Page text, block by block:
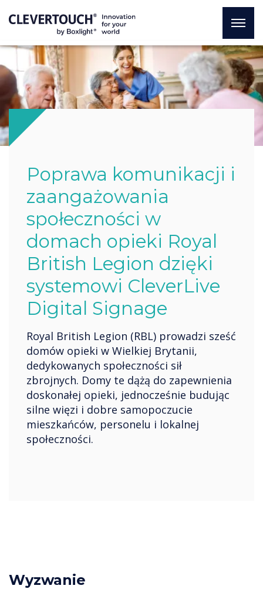
Poprawa komunikacji i
zaangażowania
społeczności w
domach opieki Royal
British Legion dzięki
systemowi CleverLive
Digital Signage
Royal British Legion (RBL) prowadzi sześć
domów opieki w Wielkiej Brytanii,
dedykowanych społeczności sił
zbrojnych. Domy te dążą do zapewnienia
doskonałej opieki, jednocześnie budując
silne więzi i dobre samopoczucie
mieszkańców, personelu i lokalnej
społeczności.
Wyzwanie